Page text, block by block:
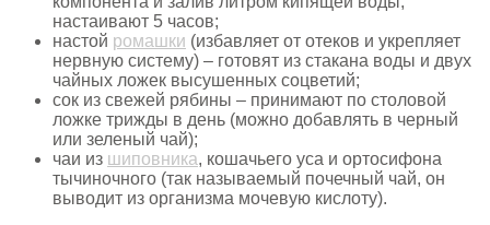
настаивают 5 часов;
настой ромашки (избавляет от отеков и укрепляет
нервную систему) – готовят из стакана воды и двух
чайных ложек высушенных соцветий;
сок из свежей рябины – принимают по столовой
ложке трижды в день (можно добавлять в черный
или зеленый чай);
чаи из шиповника, кошачьего уса и ортосифона
тычиночного (так называемый почечный чай, он
выводит из организма мочевую кислоту).